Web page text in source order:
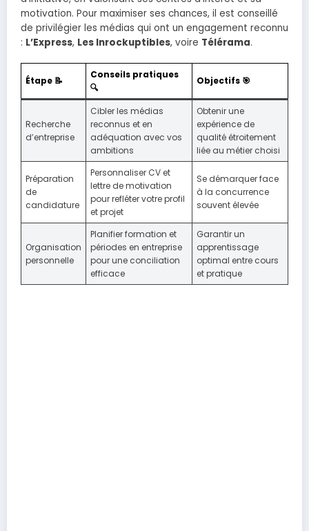
motivation. Pour maximiser ses chances, il est conseillé
de privilégier les médias qui ont un engagement reconnu
: L’Express, Les Inrockuptibles, voire Télérama.
Étape 📝
Conseils pratiques
🔍
Objectifs 🎯
Recherche
d’entreprise
Cibler les médias
reconnus et en
adéquation avec vos
ambitions
Obtenir une
expérience de
qualité étroitement
liée au métier choisi
Préparation
de
candidature
Personnaliser CV et
lettre de motivation
pour refléter votre profil
et projet
Se démarquer face
à la concurrence
souvent élevée
Organisation
personnelle
Planifier formation et
périodes en entreprise
pour une conciliation
efficace
Garantir un
apprentissage
optimal entre cours
et pratique